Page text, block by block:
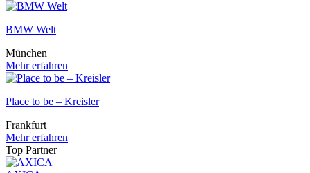
BMW Welt
München
Mehr erfahren
Place to be – Kreisler
Frankfurt
Mehr erfahren
Top Partner